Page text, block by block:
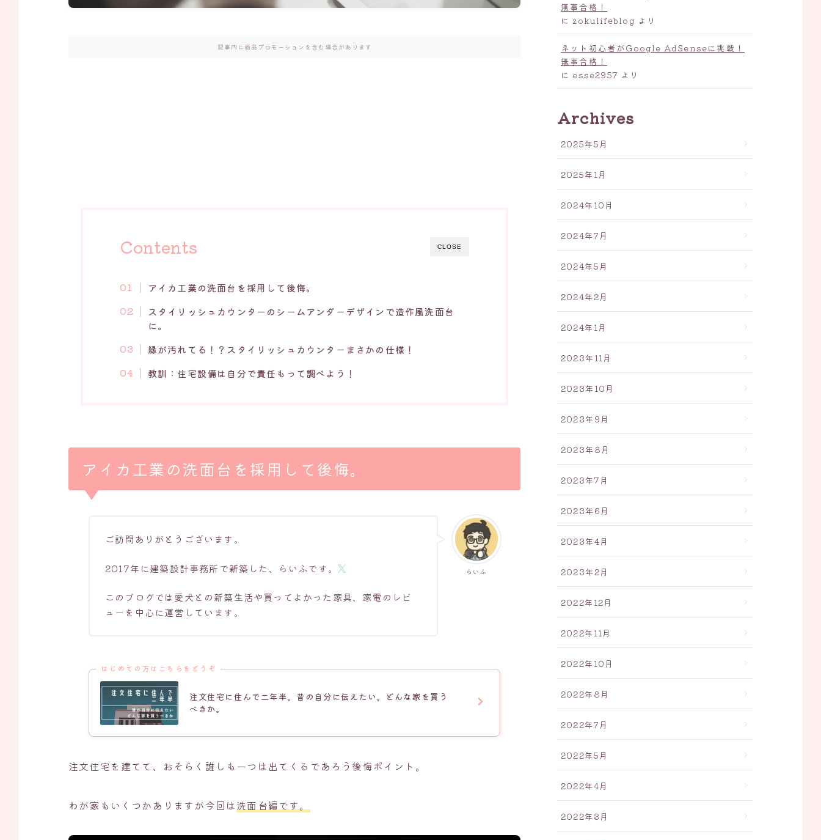
記事内に商品プロモーションを含む場合があります
CLOSE
Contents
アイカ工業の洗面台を採用して後悔。
スタイリッシュカウンターのシームアンダーデザインで造作風洗面台
に。
縁が汚れてる！？スタイリッシュカウンターまさかの仕様！
教訓：住宅設備は自分で責任もって調べよう！
アイカ工業の洗面台を採用して後悔。
らいふ
ご訪問ありがとうございます。
2017年に建築設計事務所で新築した、らいふです。
このブログでは愛犬との新築生活や買ってよかった家具、家電のレビ
ューを中心に運営しています。
はじめての方はこちらをどうぞ
注文住宅に住んで二年半。昔の自分に伝えたい。どんな家を買う
べきか。
注文住宅を建てて、おそらく誰しも一つは出てくるであろう後悔ポイント。
わが家もいくつかありますが今回は洗面台編です。
無事合格！
に zokulifeblog より
ネット初心者がGoogle AdSenseに挑戦！
無事合格！
に esse2957 より
Archives
2025年5月
2025年1月
2024年10月
2024年7月
2024年5月
2024年2月
2024年1月
2023年11月
2023年10月
2023年9月
2023年8月
2023年7月
2023年6月
2023年4月
2023年2月
2022年12月
2022年11月
2022年10月
2022年8月
2022年7月
2022年5月
2022年4月
2022年3月